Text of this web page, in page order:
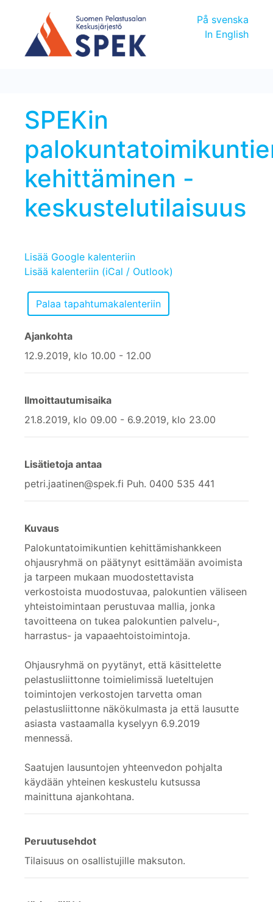
På svenska
In English
SPEKin
kehittäminen -
keskustelutilaisuus
Lisää Google kalenteriin
Lisää kalenteriin (iCal / Outlook)
Ajankohta
12.9.2019, klo 10.00 - 12.00
Ilmoittautumisaika
21.8.2019, klo 09.00 - 6.9.2019, klo 23.00
Lisätietoja antaa
petri.jaatinen@spek.fi Puh. 0400 535 441
Kuvaus
Palokuntatoimikuntien kehittämishankkeen
ohjausryhmä on päätynyt esittämään avoimista
ja tarpeen mukaan muodostettavista
verkostoista muodostuvaa, palokuntien väliseen
yhteistoimintaan perustuvaa mallia, jonka
tavoitteena on tukea palokuntien palvelu-,
harrastus- ja vapaaehtoistoimintoja.
Ohjausryhmä on pyytänyt, että käsittelette
pelastusliittonne toimielimissä lueteltujen
toimintojen verkostojen tarvetta oman
pelastusliittonne näkökulmasta ja että lausutte
asiasta vastaamalla kyselyyn 6.9.2019
mennessä.
Saatujen lausuntojen yhteenvedon pohjalta
käydään yhteinen keskustelu kutsussa
mainittuna ajankohtana.
Peruutusehdot
Tilaisuus on osallistujille maksuton.